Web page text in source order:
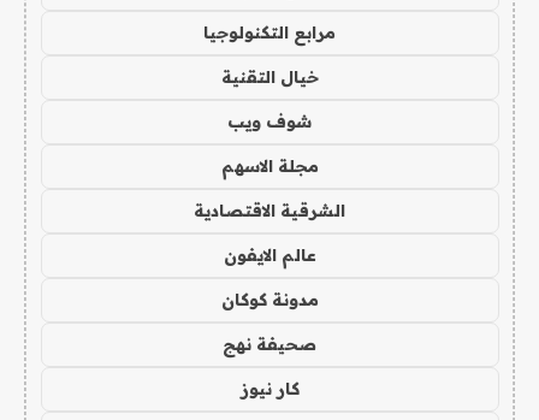
مرابع التكنولوجيا
خيال التقنية
شوف ويب
مجلة الاسهم
الشرقية الاقتصادية
عالم الايفون
مدونة كوكان
صحيفة نهج
كار نيوز